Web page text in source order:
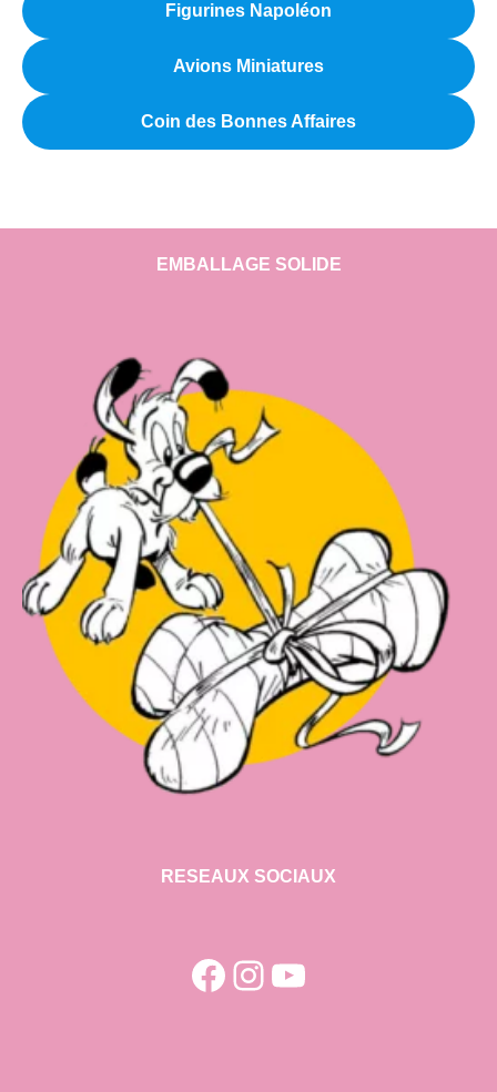
Figurines Napoléon
Avions Miniatures
Coin des Bonnes Affaires
EMBALLAGE SOLIDE
RESEAUX SOCIAUX
Facebook
Instagram
YouTube